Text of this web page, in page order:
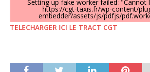
Setting up fake worker failed: "Cannot
https://cgt-taxis.fr/wp-content/
embedder/assets/js/pdfjs/
TELECHARGER ICI LE TRACT CGT